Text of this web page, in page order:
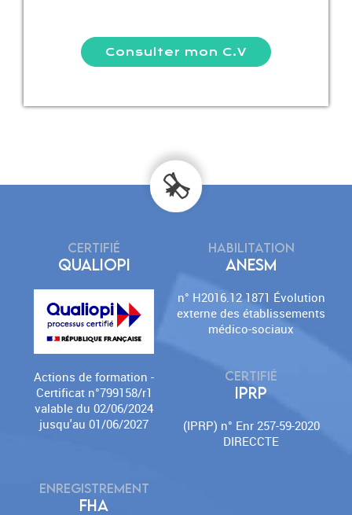
Consulter mon C.V
CERTIFIÉ
QUALIOPI
Actions de formation -
Certificat n°799158/r1
valable du 02/06/2024
jusqu'au 01/06/2027
HABILITATION
ANESM
n° H2016.12 1871 Évolution
externe des établissements
médico-sociaux
CERTIFIÉ
IPRP
(IPRP) n° Enr 257-59-2020
DIRECCTE
ENREGISTREMENT
FHA